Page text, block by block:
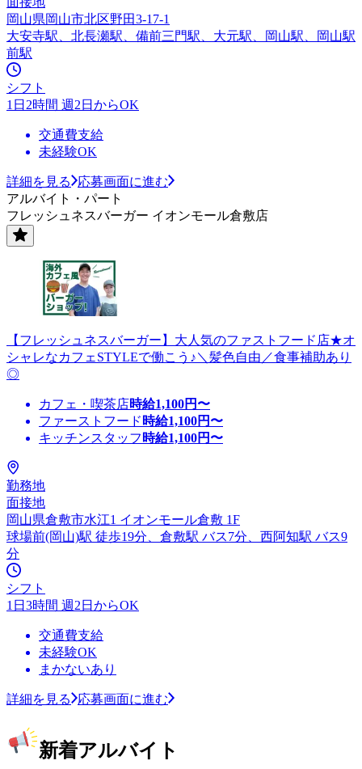
岡山県岡山市北区野田3-17-1
大安寺駅、北長瀬駅、備前三門駅、大元駅、岡山駅、岡山駅
前駅
シフト
1日2時間 週2日からOK
交通費支給
未経験OK
詳細を見る
応募画面に進む
アルバイト・パート
フレッシュネスバーガー イオンモール倉敷店
【フレッシュネスバーガー】大人気のファストフード店★オ
シャレなカフェSTYLEで働こう♪＼髪色自由／食事補助あり
◎
カフェ・喫茶店時給1,100円〜
ファーストフード 時給1,100円〜
キッチンスタッフ 時給1,100円〜
勤務地
面接地
岡山県倉敷市水江1 イオンモール倉敷 1F
球場前(岡山)駅 徒歩19分、倉敷駅 バス7分、西阿知駅 バス9
分
シフト
1日3時間 週2日からOK
交通費支給
未経験OK
まかないあり
詳細を見る 応募画面に進む
新着アルバイト